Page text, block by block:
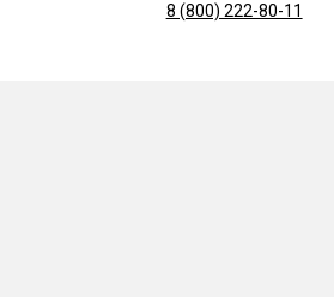
8 (800) 222-80-11